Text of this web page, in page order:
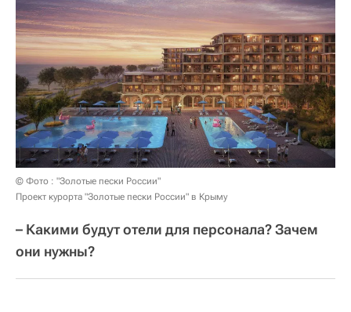
© Фото : "Золотые пески России"
Проект курорта "Золотые пески России" в Крыму
– Какими будут отели для персонала? Зачем
они нужны?